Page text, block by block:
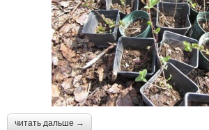
читать дальше →